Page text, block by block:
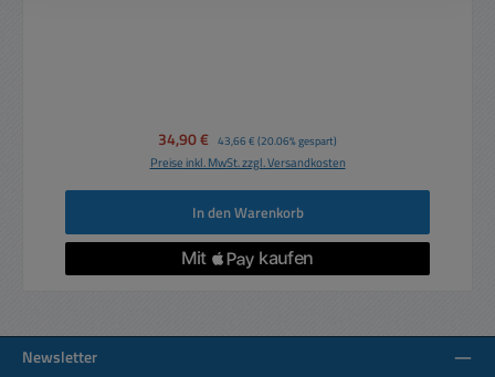
Verkaufspreis:
34,90 € Regulärer Preis:
43,66 € (20.06% gespart)
Preise inkl. MwSt. zzgl. Versandkosten
In den Warenkorb
Newsletter